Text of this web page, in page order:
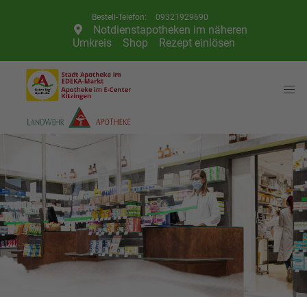
Telefon: 09321929690
Notdienstapotheken im näheren
Umkreis
Shop Rezept einlösen